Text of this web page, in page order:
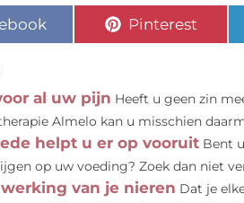
Pinterest
al uw pijn Heeft u geen zin
Almelo kan u misschien
helpt u er op vooruit Bent
op uw voeding? Zoek dan niet
van je nieren Dat je